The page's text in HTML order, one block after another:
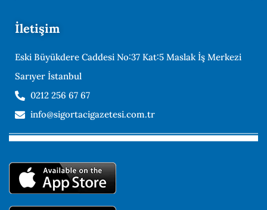
İletişim
Eski Büyükdere Caddesi No:37 Kat:5 Maslak İş Merkezi
Sarıyer İstanbul
0212 256 67 67
info@sigortacigazetesi.com.tr